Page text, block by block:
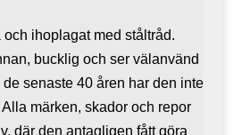
och ihoplagat med ståltråd.
bucklig och ser välanvänd
de senaste 40 åren har den inte
märken, skador och repor
där den antagligen fått göra